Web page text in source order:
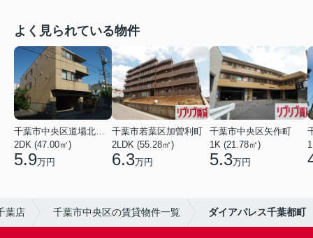
よく見られている物件
千葉市中央区道場北２丁目
2DK (47.00㎡)
5.9万円
千葉市若葉区加曽利町
2LDK (55.28㎡)
6.3万円
千葉市中央区矢作町
1K (21.78㎡)
5.3万円
葉店 千葉市中央区の賃貸物件一覧 ダイアパレス千葉都町